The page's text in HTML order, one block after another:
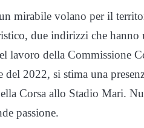
mirabile volano per il
due indirizzi che
lavoro della Commissione
2022, si stima una
Corsa allo Stadio Mari.
passione.